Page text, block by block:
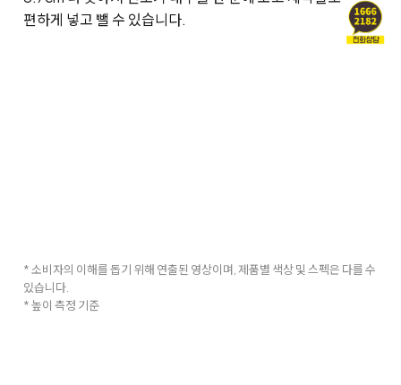
편하게 넣고 뺄 수 있습니다.
* 소비자의 이해를 돕기 위해 연출된 영상이며, 제품별 색상 및 스펙은 다를 수
있습니다.
* 높이 측정 기준